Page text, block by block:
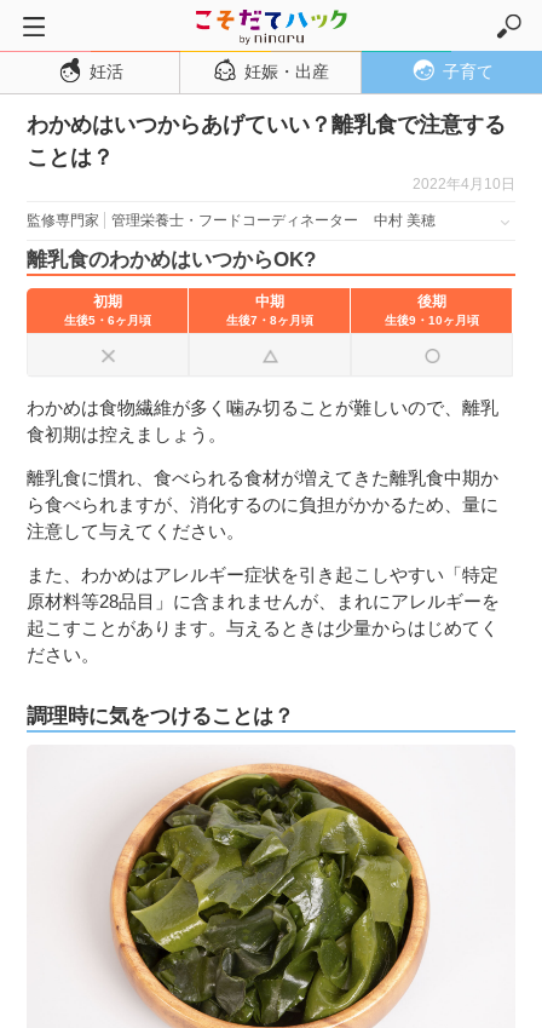
トップページ
妊活
妊娠・出産
妊娠初期
妊娠中期
妊娠後期
子育て・育児
１歳児
２歳児
３〜６歳児
７〜１２歳児
妊活 妊娠・出産 子育て
わかめはいつからあげていい？離乳食で注意する
ことは？
2022年4月10日
監修専門家 管理栄養士・フードコーディネーター 中村 美穂
離乳食のわかめはいつからOK?
初期
生後5・6ヶ月頃
中期
生後7・8ヶ月頃
後期
生後9・10ヶ月頃
わかめは食物繊維が多く噛み切ることが難しいので、離乳
食初期は控えましょう。
離乳食に慣れ、食べられる食材が増えてきた離乳食中期か
ら食べられますが、消化するのに負担がかかるため、量に
注意して与えてください。
また、わかめはアレルギー症状を引き起こしやすい「特定
原材料等28品目」に含まれませんが、まれにアレルギーを
起こすことがあります。与えるときは少量からはじめてく
ださい。
調理時に気をつけることは？